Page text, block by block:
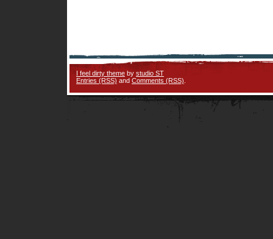
I feel dirty theme by studio ST
Entries (RSS) and Comments (RSS)